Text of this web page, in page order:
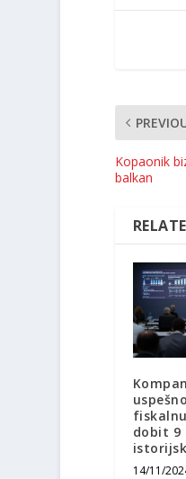
Kopaonik
balkan
dobit 9
14/11/